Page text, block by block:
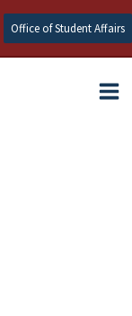
Office of Student Affairs